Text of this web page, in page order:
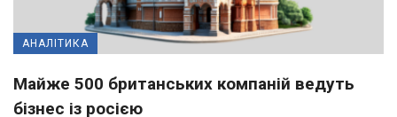
АНАЛІТИКА
Майже 500 британських компаній ведуть
бізнес із росією